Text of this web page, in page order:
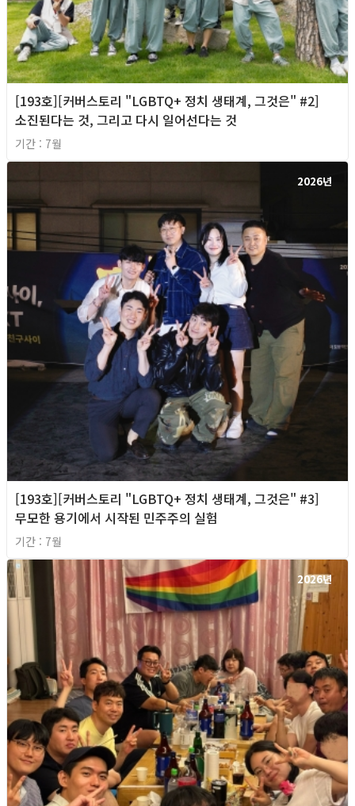
[193호][커버스토리 "LGBTQ+ 정치 생태계, 그것은" #2]
소진된다는 것, 그리고 다시 일어선다는 것
기간 : 7월
2026년
[193호][커버스토리 "LGBTQ+ 정치 생태계, 그것은" #3]
무모한 용기에서 시작된 민주주의 실험
기간 : 7월
2026년